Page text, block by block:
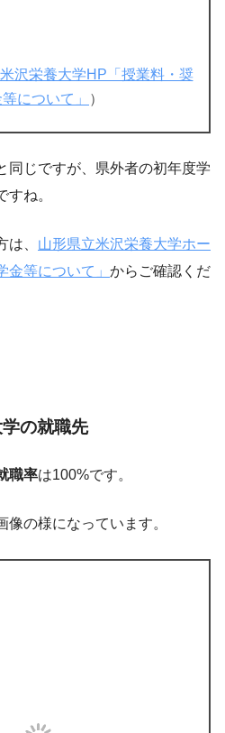
沢栄養大学HP「授業料・奨
について」
）
同じですが、県外者の初年度学
ね。
、 山形県立米沢栄養大学ホー
金等について」 からご確認くだ
の就職先
職率は100%です。
像の様になっています。